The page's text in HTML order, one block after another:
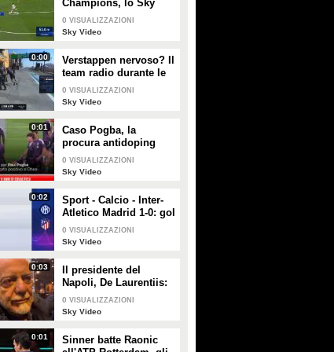
Champions, lo Sky
Tech del gol di
Vinicius al Lipsia
0 VISUALIZZAZIONI
Sky Video
0:00
Verstappen nervoso? Il
team radio durante le
Libere 1 in Bahrain
0 VISUALIZZAZIONI
Sky Video
0:01
Caso Pogba, la
procura antidoping
aveva chiesto 4 anni di
squalifica
0 VISUALIZZAZIONI
Sky Video
0:02
Sport - Calcio - Inter-
Atletico Madrid 1-0: gol
e highlights
0 VISUALIZZAZIONI
Sky Video
0:03
Il presidente del
Napoli, De Laurentiis:
"Esonerato Mazzarri,
che resta un amico.
0 VISUALIZZAZIONI
Sky Video
0:01
Sinner batte Raonic
2487• diSky Video